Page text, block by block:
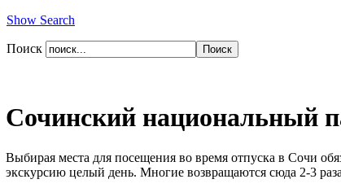
Show Search
Поиск
Сочинский национальный
Выбирая места для посещения во время отпуска в Сочи
экскурсию целый день. Многие возвращаются сюда 2-3